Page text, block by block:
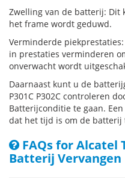
Zwelling van de batterij: Dit
het frame wordt geduwd.
Verminderde piekprestaties:
in prestaties verminderen
onverwacht wordt
Daarnaast kunt u de
P301C P302C controleren
Batterijconditie te gaan.
dat het tijd is om de batterij
FAQs for Alcatel
Batterij Vervangen